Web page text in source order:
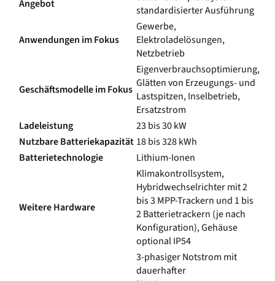
Angebot
standardisierter Ausführung
Anwendungen im Fokus
Gewerbe,
Elektroladelösungen,
Netzbetrieb
Geschäftsmodelle im Fokus
Eigenverbrauchsoptimierung,
Glätten von Erzeugungs- und
Lastspitzen, Inselbetrieb,
Ersatzstrom
Ladeleistung
23 bis 30 kW
NutzbareBatteriekapazität 18 bis 328 kWh
Batterietechnologie
Lithium-Ionen
Weitere Hardware
Klimakontrollsystem,
Hybridwechselrichter mit 2
bis 3 MPP-Trackern und 1 bis
2 Batterietrackern (je nach
Konfiguration), Gehäuse
optional IP54
3-phasiger Notstrom mit
dauerhafter